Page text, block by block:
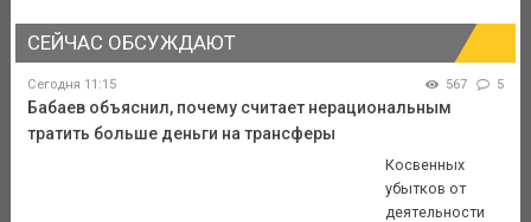
СЕЙЧАС ОБСУЖДАЮТ
Сегодня 11:15 567 5
Бабаев объяснил, почему считает нерациональным
тратить больше деньги на трансферы
Косвенных
убытков от
деятельности